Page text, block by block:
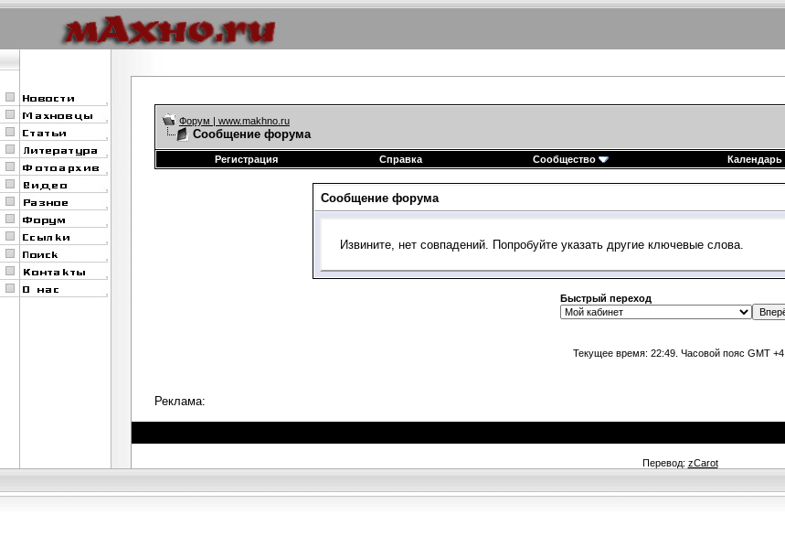
Форум | www.makhno.ru
Сообщение форума
Регистрация
Справка Сообщество Календарь
Сообщение форума
Извините, нет совпадений. Попробуйте указать другие ключевые слова.
Быстрый переход
Текущее время: 22:49 . Часовой пояс GMT +4.
Реклама:
Перевод: zCarot